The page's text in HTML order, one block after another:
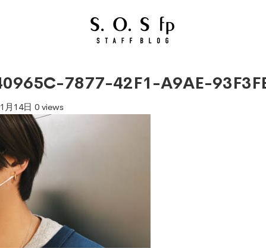
7877-42F1-A9AE-
月14日 0 views